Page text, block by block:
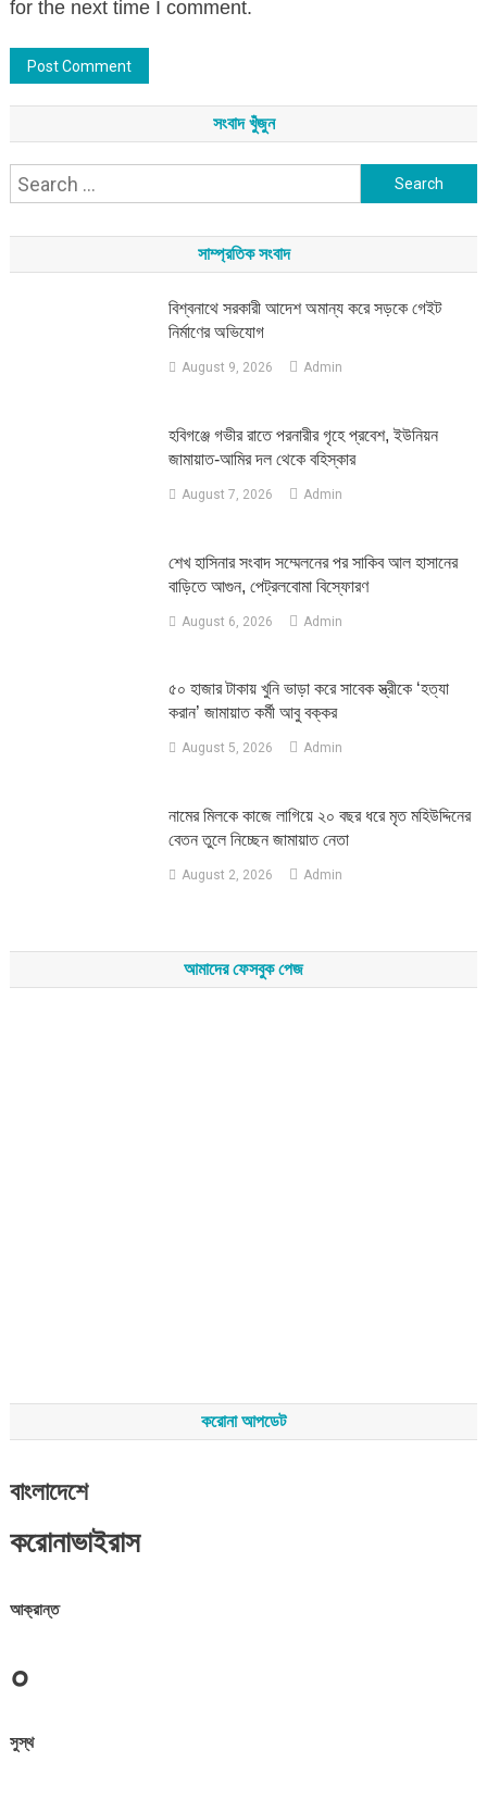
for the next time I comment.
সংবাদ খুঁজুন
Search
সাম্প্রতিক সংবাদ
বিশ্বনাথে সরকারী আদেশ অমান্য করে সড়কে গেইট
নির্মাণের অভিযোগ
August 9, 2026 Admin
হবিগঞ্জে গভীর রাতে পরনারীর গৃহে প্রবেশ, ইউনিয়ন
জামায়াত-আমির দল থেকে বহিস্কার
August 7, 2026 Admin
শেখ হাসিনার সংবাদ সম্মেলনের পর সাকিব আল হাসানের
বাড়িতে আগুন, পেট্রলবোমা বিস্ফোরণ
August 6, 2026 Admin
৫০ হাজার টাকায় খুনি ভাড়া করে সাবেক স্ত্রীকে ‘হত্যা
করান’ জামায়াত কর্মী আবু বক্কর
August 5, 2026 Admin
নামের মিলকে কাজে লাগিয়ে ২০ বছর ধরে মৃত মহিউদ্দিনের
বেতন তুলে নিচ্ছেন জামায়াত নেতা
August 2, 2026 Admin
আমাদের ফেসবুক পেজ
করোনা আপডেট
বাংলাদেশে
করোনাভাইরাস
আক্রান্ত
০
সুস্থ